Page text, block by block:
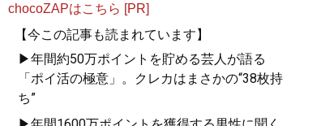
chocoZAPはこちら [PR]
【今この記事も読まれています】
▶年間約50万ポイントを貯める芸人が語る
「ポイ活の極意」。クレカはまさかの“38枚持
ち”